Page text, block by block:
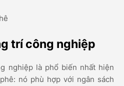
trí công nghiệp
nghiệp là phổ biến nhất hiện
nó phù hợp với ngân sách